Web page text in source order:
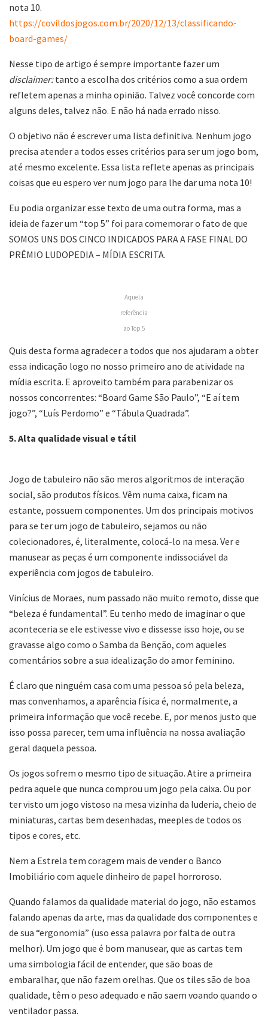
nota 10.
https://covildosjogos.com.br/2020/12/13/classificando-
board-games/
Nesse tipo de artigo é sempre importante fazer um
disclaimer:tanto a escolha dos critérios como a sua ordem
refletem apenas a minha opinião. Talvez você concorde com
alguns deles, talvez não. E não há nada errado nisso.
O objetivo não é escrever uma lista definitiva. Nenhum jogo
precisa atender a todos esses critérios para ser um jogo bom,
até mesmo excelente. Essa lista reflete apenas as principais
coisas que eu espero ver num jogo para lhe dar uma nota 10!
Eu podia organizar esse texto de uma outra forma, mas a
ideia de fazer um “top 5” foi para comemorar o fato de que
SOMOS UNS DOS CINCO INDICADOS PARA A FASE FINAL DO
PRÊMIO LUDOPEDIA – MÍDIA ESCRITA.
Aquela
referência
ao Top 5
Quis desta forma agradecer a todos que nos ajudaram a obter
essa indicação logo no nosso primeiro ano de atividade na
mídia escrita. E aproveito também para parabenizar os
nossos concorrentes: “Board Game São Paulo”, “E aí tem
jogo?”, “Luís Perdomo” e “Tábula Quadrada”.
5. Alta qualidade visual e tátil
Jogo de tabuleiro não são meros algoritmos de interação
social, são produtos físicos. Vêm numa caixa, ficam na
estante, possuem componentes. Um dos principais motivos
para se ter um jogo de tabuleiro, sejamos ou não
colecionadores, é, literalmente, colocá-lo na mesa. Ver e
manusear as peças é um componente indissociável da
experiência com jogos de tabuleiro.
Vinícius de Moraes, num passado não muito remoto, disse que
“beleza é fundamental”. Eu tenho medo de imaginar o que
aconteceria se ele estivesse vivo e dissesse isso hoje, ou se
gravasse algo como o Samba da Benção, com aqueles
comentários sobre a sua idealização do amor feminino.
É claro que ninguém casa com uma pessoa só pela beleza,
mas convenhamos, a aparência física é, normalmente, a
primeira informação que você recebe. E, por menos justo que
isso possa parecer, tem uma influência na nossa avaliação
geral daquela pessoa.
Os jogos sofrem o mesmo tipo de situação. Atire a primeira
pedra aquele que nunca comprou um jogo pela caixa. Ou por
ter visto um jogo vistoso na mesa vizinha da luderia, cheio de
miniaturas, cartas bem desenhadas, meeples de todos os
tipos e cores, etc.
Nem a Estrela tem coragem mais de vender o Banco
Imobiliário com aquele dinheiro de papel horroroso.
Quando falamos da qualidade material do jogo, não estamos
falando apenas da arte, mas da qualidade dos componentes e
de sua “ergonomia” (uso essa palavra por falta de outra
melhor). Um jogo que é bom manusear, que as cartas tem
uma simbologia fácil de entender, que são boas de
embaralhar, que não fazem orelhas. Que os tiles são de boa
qualidade, têm o peso adequado e não saem voando quando o
ventilador passa.